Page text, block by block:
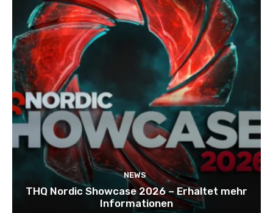
NEWS
THQ Nordic Showcase 2026 – Erhaltet mehr
Informationen